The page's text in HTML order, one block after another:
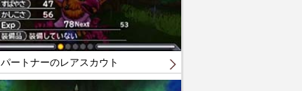
パートナーのレアスカウト